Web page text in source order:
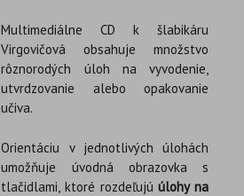
Multimediálne CD k šlabikáru
Virgovičová obsahuje množstvo
rôznorodých úloh na vyvodenie,
utvrdzovanie alebo opakovanie
učiva.
Orientáciu v jednotlivých úlohách
umožňuje úvodná obrazovka s
tlačidlami, ktoré rozdeľujúúlohy na